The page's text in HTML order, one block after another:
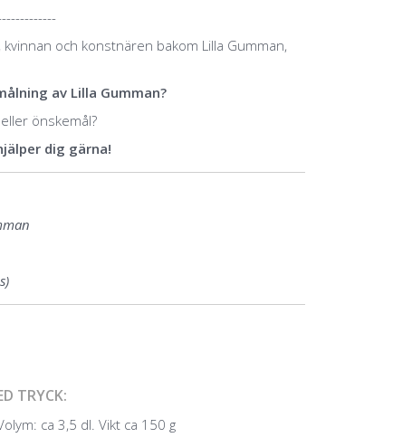
och konstnären bakom Lilla Gumman,
av Lilla Gumman?
önskemål?
dig gärna!
TRYCK:
ca 3,5 dl. Vikt ca 150 g